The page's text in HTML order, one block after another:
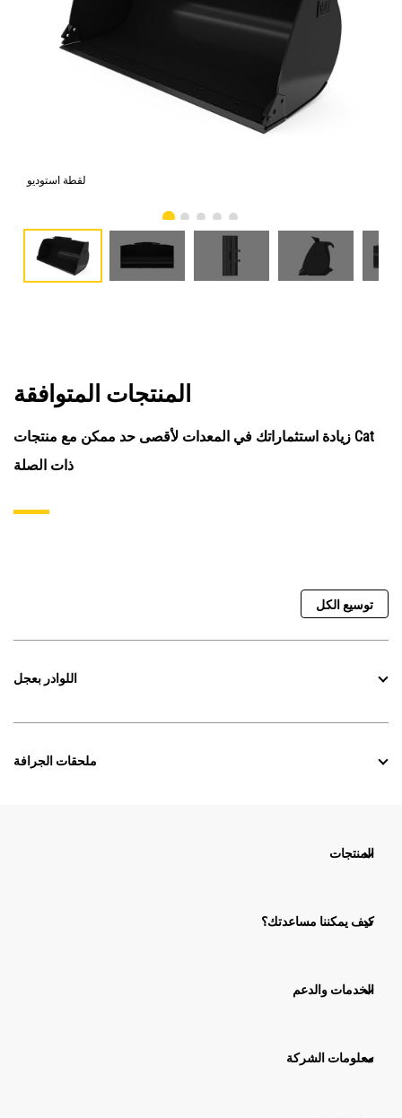
لقطة استوديو
المنتجات المتوافقة
زيادة استثماراتك في المعدات لأقصى حد ممكن مع منتجات Cat
ذات الصلة
توسيع الكل
اللوادر بعجل
ملحقات الجرافة
المنتجات
كيف يمكننا مساعدتك؟
الخدمات والدعم
معلومات الشركة